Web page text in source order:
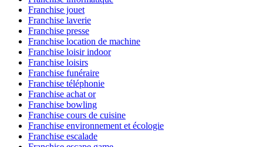
Franchise jouet
Franchise laverie
Franchise presse
Franchise location de machine
Franchise loisir indoor
Franchise loisirs
Franchise funéraire
Franchise téléphonie
Franchise achat or
Franchise bowling
Franchise cours de cuisine
Franchise environnement et écologie
Franchise escalade